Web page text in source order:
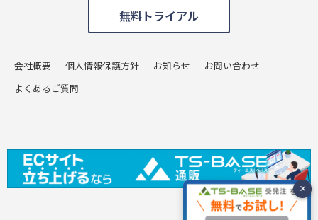
無料トライアル
会社概要 個人情報保護方針 お知らせ
お問い合わせ
よくあるご質問